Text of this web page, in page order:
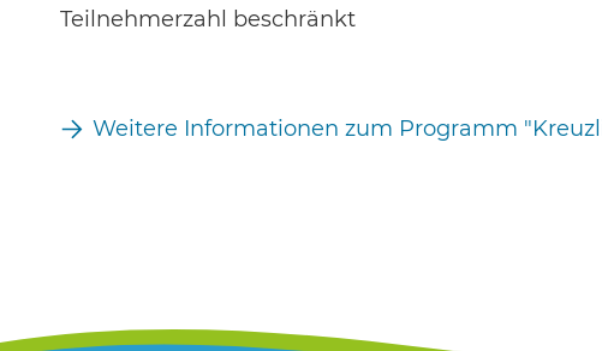
Teilnehmerzahl beschränkt
Weitere Informationen zum Programm